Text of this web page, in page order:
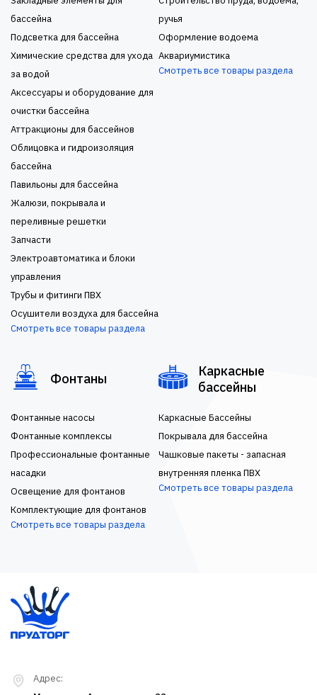
бассейна
Подсветка для бассейна
Химические средства для ухода
за водой
Аксессуары и оборудование для
очистки бассейна
Аттракционы для бассейнов
Облицовка и гидроизоляция
бассейна
Павильоны для бассейна
Жалюзи, покрывала и
переливные решетки
Запчасти
Электроавтоматика и блоки
управления
Трубы и фитинги ПВХ
Осушители воздуха для бассейна
Смотреть все товары раздела
ручья
Оформление водоема
Аквариумистика
Смотреть все товары раздела
Фонтаны
Фонтанные насосы
Фонтанные комплексы
Профессиональные фонтанные
насадки
Освещение для фонтанов
Комплектующие для фонтанов
Смотреть все товары раздела
Каркасные
бассейны
Каркасные Бассейны
Покрывала для бассейна
Чашковые пакеты - запасная
внутренняя пленка ПВХ
Смотреть все товары раздела
Адрес: